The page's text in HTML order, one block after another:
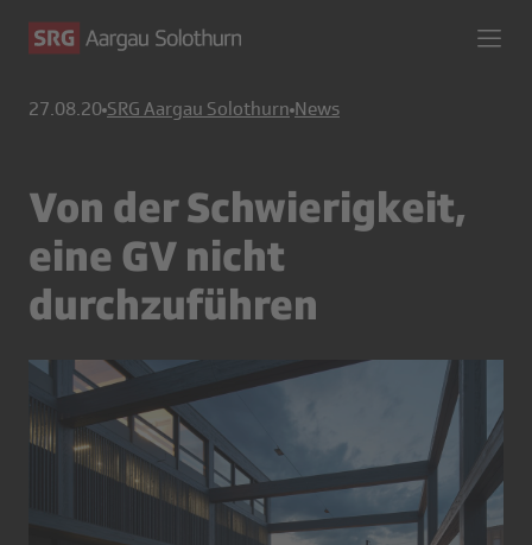
27.08.20 SRG Aargau Solothurn News
Von der Schwierigkeit,
eine GV nicht
durchzuführen